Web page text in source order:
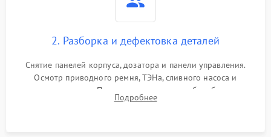
2. Разборка и дефектовка деталей
Снятие панелей корпуса, дозатора и панели управления.
Осмотр приводного ремня, ТЭНа, сливного насоса и
амортизаторов. Проверка подшипников барабана и
крестовины на износ, а манжеты люка на разрывы.
Подробнее